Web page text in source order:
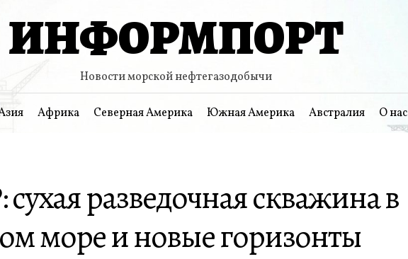
ИНФОРМПОРТ
Новости морской нефтегазодобычи
Африка Северная Америка Южная Америка Австралия О нас
сухая разведочная скважина в
море и новые горизонты